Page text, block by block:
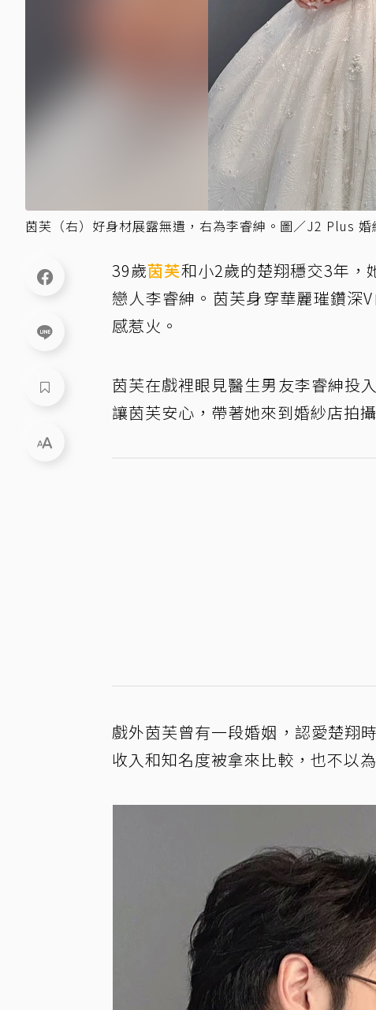
茵芙（右）好身材展露無遺，右為李睿紳。圖／J2 Plus 婚
39歲茵芙和小2歲的楚翔穩交3年，
戀人李睿紳。茵芙身穿華麗璀鑽深
感惹火。
茵芙在戲裡眼見醫生男友李睿紳投入
讓茵芙安心，帶著她來到婚紗店拍
戲外茵芙曾有一段婚姻，認愛楚翔
收入和知名度被拿來比較，也不以為